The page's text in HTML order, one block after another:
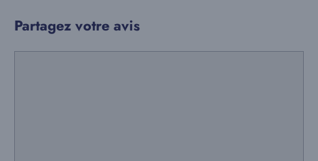
Partagez votre avis